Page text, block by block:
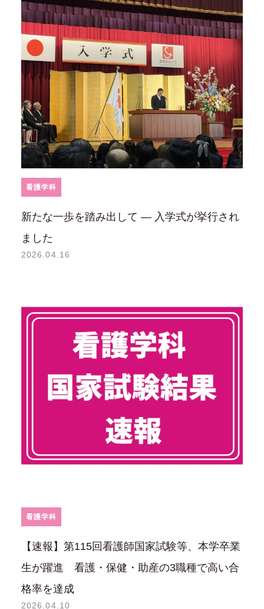
看護学科
新たな一歩を踏み出して ― 入学式が挙行され
ました
2026.04.16
看護学科
【速報】第115回看護師国家試験等、本学卒業
生が躍進 看護・保健・助産の3職種で高い合
格率を達成
2026.04.10